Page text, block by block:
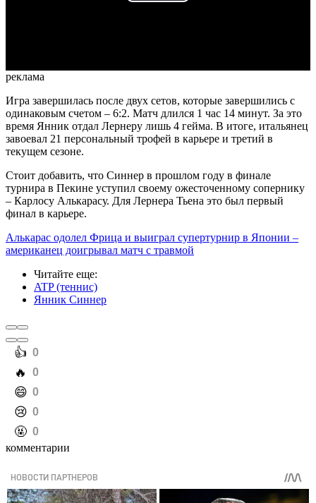
реклама
Игра завершилась после двух сетов, которые завершились с
одинаковым счетом – 6:2. Матч длился 1 час 14 минут. За это
время Янник отдал Лернеру лишь 4 гейма. В итоге, итальянец
завоевал 21 персональный трофей в карьере и третий в
текущем сезоне.
Стоит добавить, что Синнер в прошлом году в финале
турнира в Пекине уступил своему ожесточенному сопернику
– Карлосу Алькарасу. Для Лернера Тьена это был первый
финал в карьере.
Алькарас одолел Фрица и выиграл супертурнир в Японии –
американец доигрывал матч с травмой
Читайте еще:
ATP (теннис)
Янник Синнер
️👍 0
️🔥 0
️😄 0
️😢 0
️🤬 0
комментарии